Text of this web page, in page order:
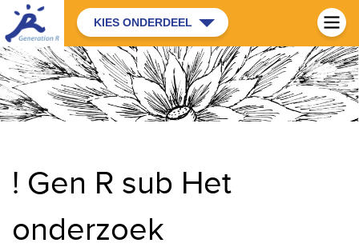
KIES ONDERDEEL
! Gen R sub Het
onderzoek